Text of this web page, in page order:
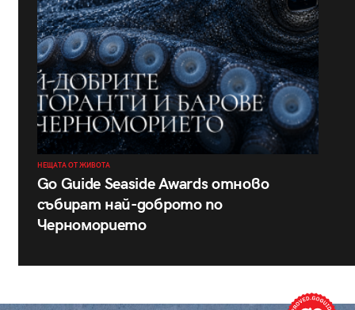
НЕЩАТА ОТ ЖИВОТА
Go Guide Seaside Awards отново
събират най-доброто по
Черноморието